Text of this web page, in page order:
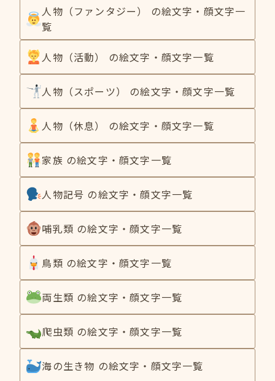
人物（ファンタジー） の絵文字・顔文字一
覧
人物（活動） の絵文字・顔文字一覧
人物（スポーツ） の絵文字・顔文字一覧
人物（休息） の絵文字・顔文字一覧
家族 の絵文字・顔文字一覧
人物記号 の絵文字・顔文字一覧
哺乳類 の絵文字・顔文字一覧
鳥類 の絵文字・顔文字一覧
両生類 の絵文字・顔文字一覧
爬虫類 の絵文字・顔文字一覧
海の生き物 の絵文字・顔文字一覧